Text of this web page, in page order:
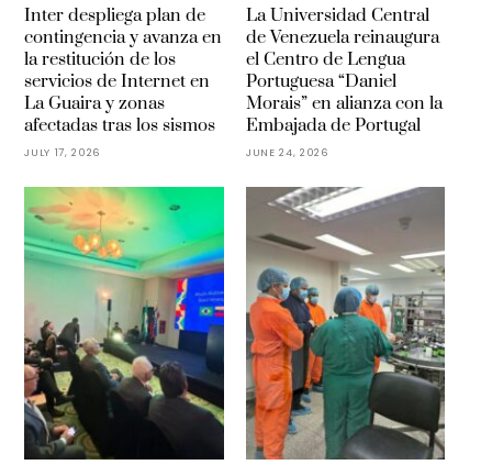
Inter despliega plan de
contingencia y avanza en
la restitución de los
servicios de Internet en
La Guaira y zonas
afectadas tras los sismos
JULY 17, 2026
La Universidad Central
de Venezuela reinaugura
el Centro de Lengua
Portuguesa “Daniel
Morais” en alianza con la
Embajada de Portugal
JUNE 24, 2026